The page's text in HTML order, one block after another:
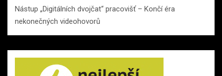
Nástup „Digitálních dvojčat“ pracovišť – Končí éra
nekonečných videohovorů